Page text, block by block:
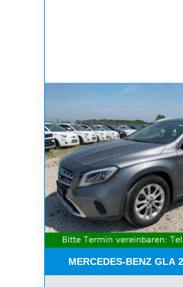
MERCEDES-BENZ GLA